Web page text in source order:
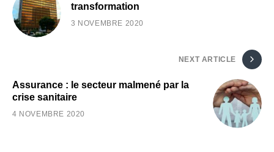
transformation
3 NOVEMBRE 2020
NEXT ARTICLE
Assurance : le secteur malmené par la
crise sanitaire
4 NOVEMBRE 2020